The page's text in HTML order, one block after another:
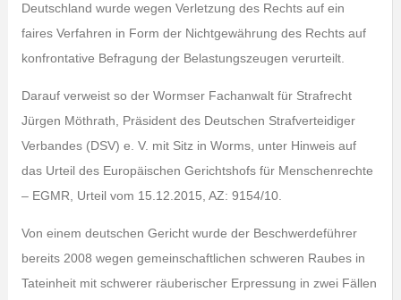
Deutschland wurde wegen Verletzung des Rechts auf ein
faires Verfahren in Form der Nichtgewährung des Rechts auf
konfrontative Befragung der Belastungszeugen verurteilt.
Darauf verweist so der Wormser Fachanwalt für Strafrecht
Jürgen Möthrath, Präsident des Deutschen Strafverteidiger
Verbandes (DSV) e. V. mit Sitz in Worms, unter Hinweis auf
das Urteil des Europäischen Gerichtshofs für Menschenrechte
– EGMR, Urteil vom 15.12.2015, AZ: 9154/10.
Von einem deutschen Gericht wurde der Beschwerdeführer
bereits 2008 wegen gemeinschaftlichen schweren Raubes in
Tateinheit mit schwerer räuberischer Erpressung in zwei Fällen